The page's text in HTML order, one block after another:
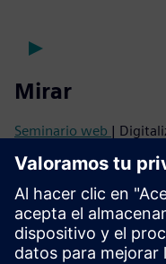
Mirar
Seminario web |
aeromotores compuestos
Seminario web |
aeroestructuras